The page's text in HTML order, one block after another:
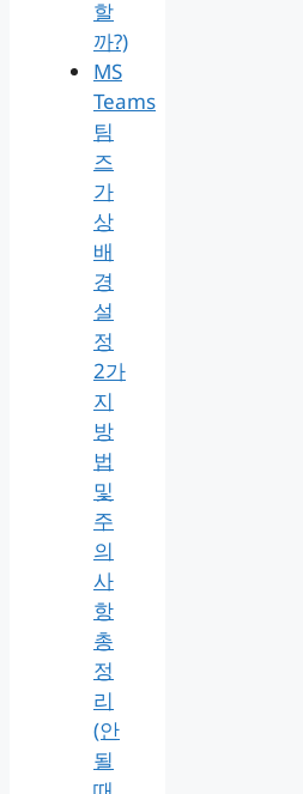
할
까?)
MS
Teams
팀
즈
가
상
배
경
설
정
2가
지
방
법
및
주
의
사
항
총
정
리
(안
될